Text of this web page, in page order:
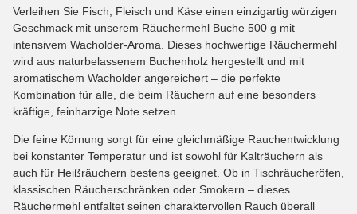
Verleihen Sie Fisch, Fleisch und Käse einen einzigartig würzigen
Geschmack mit unserem Räuchermehl Buche 500 g mit
intensivem Wacholder-Aroma. Dieses hochwertige Räuchermehl
wird aus naturbelassenem Buchenholz hergestellt und mit
aromatischem Wacholder angereichert – die perfekte
Kombination für alle, die beim Räuchern auf eine besonders
kräftige, feinharzige Note setzen.
Die feine Körnung sorgt für eine gleichmäßige Rauchentwicklung
bei konstanter Temperatur und ist sowohl für Kalträuchern als
auch für Heißräuchern bestens geeignet. Ob in Tischräucheröfen,
klassischen Räucherschränken oder Smokern – dieses
Räuchermehl entfaltet seinen charaktervollen Rauch überall